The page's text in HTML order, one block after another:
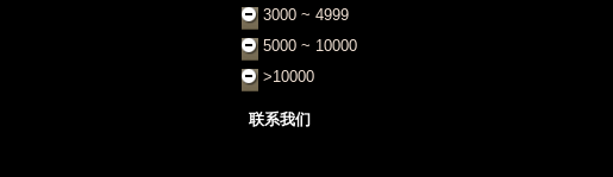
3000 ~ 4999
5000 ~ 10000
>10000
联系我们